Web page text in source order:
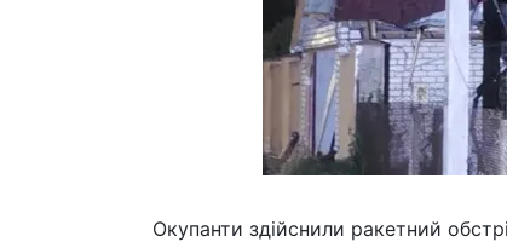
Окупанти здійснили ракетний